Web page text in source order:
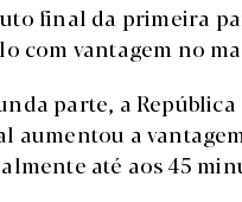
final da primeira
com vantagem no
parte, a
aumentou a
até aos 45